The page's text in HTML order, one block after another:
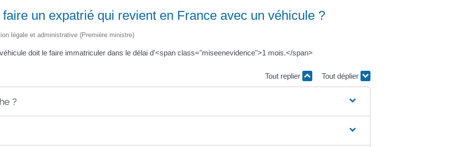
un expatrié qui revient en France avec un véhicule ?
légale et administrative (Première ministre)
doit le faire immatriculer dans le délai d'<span class="miseenevidence">1 mois.</span>
Tout replier Tout déplier
?